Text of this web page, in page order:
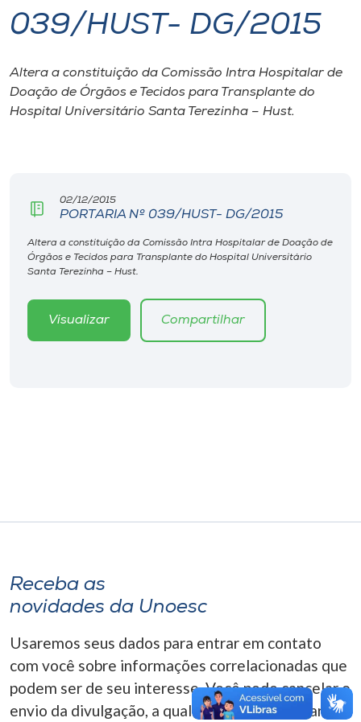
I.nova
Diplomados
Editora
Rádio
o idioma
A-
039/HUST- DG/2015
Altera a constituição da Comissão Intra Hospitalar de
Doação de Órgãos e Tecidos para Transplante do
Hospital Universitário Santa Terezinha – Hust.
02/12/2015
PORTARIA Nº 039/HUST- DG/2015
Altera a constituição da Comissão Intra Hospitalar de Doação de
Órgãos e Tecidos para Transplante do Hospital Universitário
Santa Terezinha – Hust.
Visualizar Compartilhar
Receba as
novidades da Unoesc
Usaremos seus dados para entrar em contato
com você sobre informações correlacionadas que
podem ser de seu interesse. Você pode cancelar o
envio da divulgação, a qualquer momento. Para